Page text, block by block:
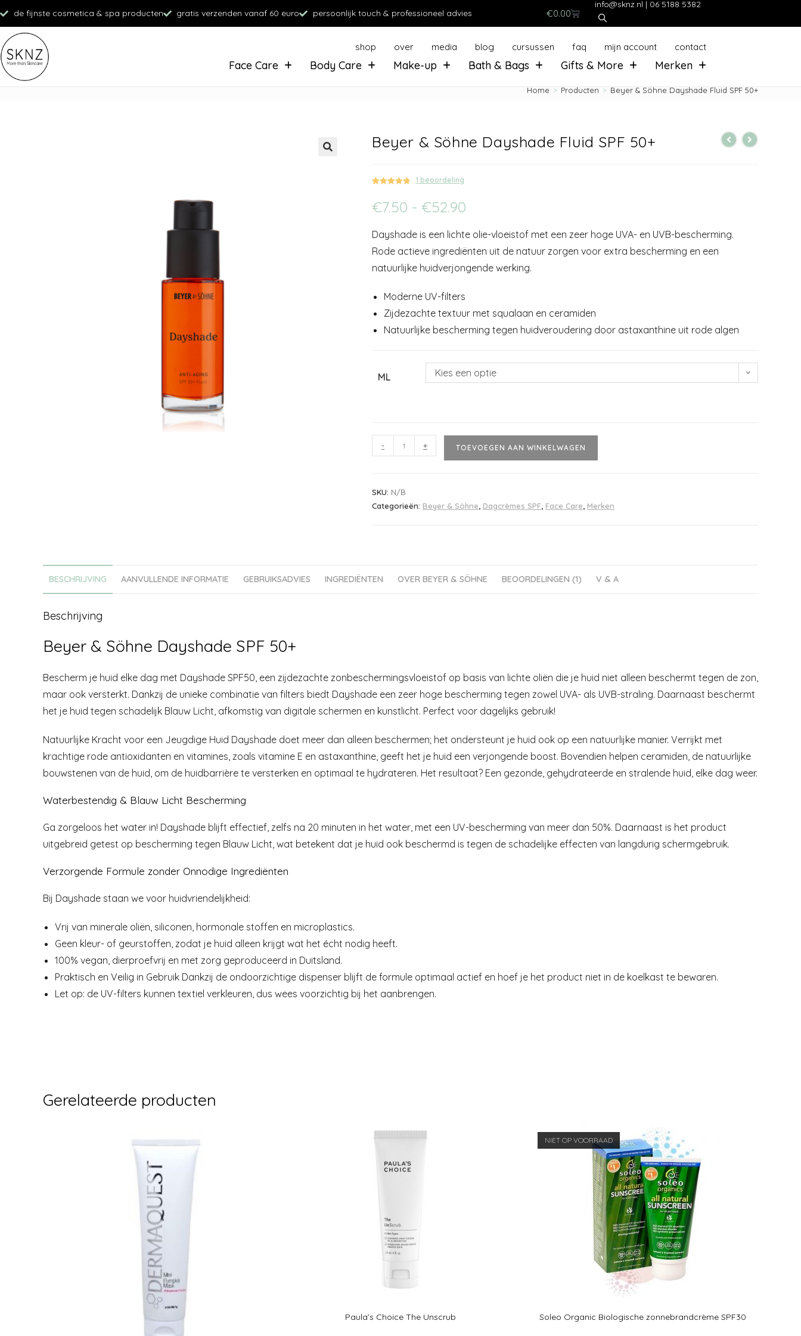
de fijnste cosmetica & spa producten gratis verzenden vanaf 60 euro persoonlijk touch & professioneel advies €0.00
info@sknz.nl | 06 5188 5382
shop over media blog cursussen faq mijn account contact
Face Care Body Care Make-up Bath & Bags Gifts & More Merken
Home > Producten > Beyer & Söhne Dayshade Fluid SPF 50+
Beyer & Söhne Dayshade Fluid SPF 50+
5.00op 5
gebaseerd
waardering
1 beoordeling
€7.50 - €52.90
Dayshade is een lichte olie-vloeistof met een zeer hoge UVA- en UVB-bescherming.
Rode actieve ingrediënten uit de natuur zorgen voor extra bescherming en een
natuurlijke huidverjongende werking.
Moderne UV-filters
Zijdezachte textuur met squalaan en ceramiden
Natuurlijke bescherming tegen huidveroudering door astaxanthine uit rode algen
ML Kies een optie
- + TOEVOEGEN AAN WINKELWAGEN
SKU: N/B
Categorieën: Beyer & Söhne Dagcrèmes SPF Face Care Merken
BESCHRIJVING AANVULLENDE INFORMATIE GEBRUIKSADVIES INGREDIËNTEN OVER BEYER & SÖHNE BEOORDELINGEN (1) V & A
Beschrijving
Beyer & Söhne Dayshade SPF 50+
Bescherm je huid elke dag met Dayshade SPF50, een zijdezachte zonbeschermingsvloeistof op basis van lichte oliën die je huid niet alleen beschermt tegen de zon,
maar ook versterkt. Dankzij de unieke combinatie van filters biedt Dayshade een zeer hoge bescherming tegen zowel UVA- als UVB-straling. Daarnaast beschermt
het je huid tegen schadelijk Blauw Licht, afkomstig van digitale schermen en kunstlicht. Perfect voor dagelijks gebruik!
Natuurlijke Kracht voor een Jeugdige Huid Dayshade doet meer dan alleen beschermen; het ondersteunt je huid ook op een natuurlijke manier. Verrijkt met
krachtige rode antioxidanten en vitamines, zoals vitamine E en astaxanthine, geeft het je huid een verjongende boost. Bovendien helpen ceramiden, de natuurlijke
bouwstenen van de huid, om de huidbarrière te versterken en optimaal te hydrateren. Het resultaat? Een gezonde, gehydrateerde en stralende huid, elke dag weer.
Waterbestendig & Blauw Licht Bescherming
Ga zorgeloos het water in! Dayshade blijft effectief, zelfs na 20 minuten in het water, met een UV-bescherming van meer dan 50%. Daarnaast is het product
uitgebreid getest op bescherming tegen Blauw Licht, wat betekent dat je huid ook beschermd is tegen de schadelijke effecten van langdurig schermgebruik.
Verzorgende Formule zonder Onnodige Ingrediënten
Bij Dayshade staan we voor huidvriendelijkheid:
Vrij van minerale oliën, siliconen, hormonale stoffen en microplastics.
Geen kleur- of geurstoffen, zodat je huid alleen krijgt wat het écht nodig heeft.
100% vegan, dierproefvrij en met zorg geproduceerd in Duitsland.
Praktisch en Veilig in Gebruik Dankzij de ondoorzichtige dispenser blijft de formule optimaal actief en hoef je het product niet in de koelkast te bewaren.
Let op: de UV-filters kunnen textiel verkleuren, dus wees voorzichtig bij het aanbrengen.
Gerelateerde producten
Paula’s Choice The Unscrub
NIET OP VOORRAAD
Soleo Organic Biologische zonnebrandcrème SPF30